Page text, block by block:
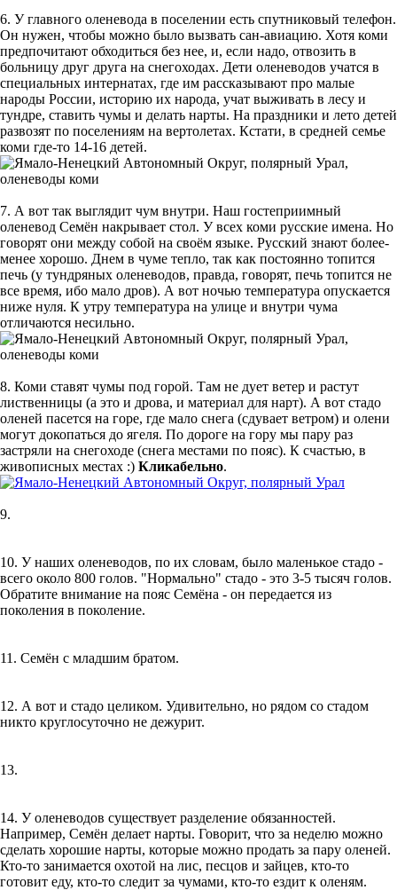
6. У главного оленевода в поселении есть спутниковый телефон.
Он нужен, чтобы можно было вызвать сан-авиацию. Хотя коми
предпочитают обходиться без нее, и, если надо, отвозить в
больницу друг друга на снегоходах. Дети оленеводов учатся в
специальных интернатах, где им рассказывают про малые
народы России, историю их народа, учат выживать в лесу и
тундре, ставить чумы и делать нарты. На праздники и лето детей
развозят по поселениям на вертолетах. Кстати, в средней семье
коми где-то 14-16 детей.
7. А вот так выглядит чум внутри. Наш гостеприимный
оленевод Семён накрывает стол. У всех коми русские имена. Но
говорят они между собой на своём языке. Русский знают более-
менее хорошо. Днем в чуме тепло, так как постоянно топится
печь (у тундряных оленеводов, правда, говорят, печь топится не
все время, ибо мало дров). А вот ночью температура опускается
ниже нуля. К утру температура на улице и внутри чума
отличаются несильно.
8. Коми ставят чумы под горой. Там не дует ветер и растут
лиственницы (а это и дрова, и материал для нарт). А вот стадо
оленей пасется на горе, где мало снега (сдувает ветром) и олени
могут докопаться до ягеля. По дороге на гору мы пару раз
застряли на снегоходе (снега местами по пояс). К счастью, в
живописных местах :) Кликабельно.
9.
10. У наших оленеводов, по их словам, было маленькое стадо -
всего около 800 голов. "Нормально" стадо - это 3-5 тысяч голов.
Обратите внимание на пояс Семёна - он передается из
поколения в поколение.
11. Семён с младшим братом.
12. А вот и стадо целиком. Удивительно, но рядом со стадом
никто круглосуточно не дежурит.
13.
14. У оленеводов существует разделение обязанностей.
Например, Семён делает нарты. Говорит, что за неделю можно
сделать хорошие нарты, которые можно продать за пару оленей.
Кто-то занимается охотой на лис, песцов и зайцев, кто-то
готовит еду, кто-то следит за чумами, кто-то ездит к оленям.